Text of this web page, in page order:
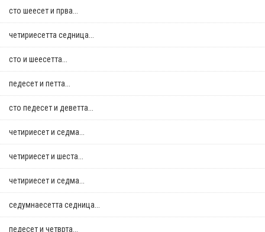
сто шеесет и прва...
четириесетта седница...
сто и шеесетта...
педесет и петта...
сто педесет и деветта...
четириесет и седма...
четириесет и шеста...
четириесет и седма...
седумнаесетта седница...
педесет и четврта...